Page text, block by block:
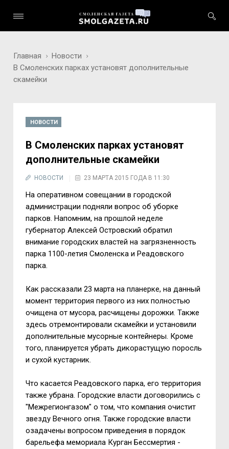
Главная
Новости
В Смоленских парках установят дополнительные
скамейки
НОВОСТИ
В Смоленских парках установят
дополнительные скамейки
НОВОСТИ 23 МАРТА 2015 ГОДА В 11:30
На оперативном совещании в городской
администрации подняли вопрос об уборке
парков. Напомним, на прошлой неделе
губернатор Алексей Островский обратил
внимание городских властей на загрязненность
парка 1100-летия Смоленска и Реадовского
парка.
Как рассказали 23 марта на планерке, на данный
момент территория первого из них полностью
очищена от мусора, расчищены дорожки. Также
здесь отремонтировали скамейки и установили
дополнительные мусорные контейнеры. Кроме
того, планируется убрать дикорастущую поросль
и сухой кустарник.
Что касается Реадовского парка, его территория
также убрана. Городские власти договорились с
"Межрегионгазом" о том, что компания очистит
звезду Вечного огня. Также городские власти
озадачены вопросом приведения в порядок
барельефа мемориала Курган Бессмертия -